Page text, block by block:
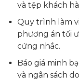
và tệp khách
Quy trình làm
phương án tối
cứng nhắc.
Báo giá minh
và ngân sách